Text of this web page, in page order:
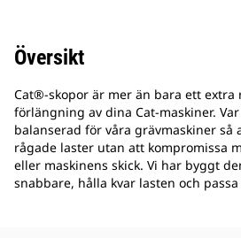
Översikt
Cat®-skopor är mer än bara ett extra
förlängning av dina Cat-maskiner.
balanserad för våra grävmaskiner så
rågade laster utan att kompromissa
eller maskinens skick. Vi har byggt
snabbare, hålla kvar lasten och